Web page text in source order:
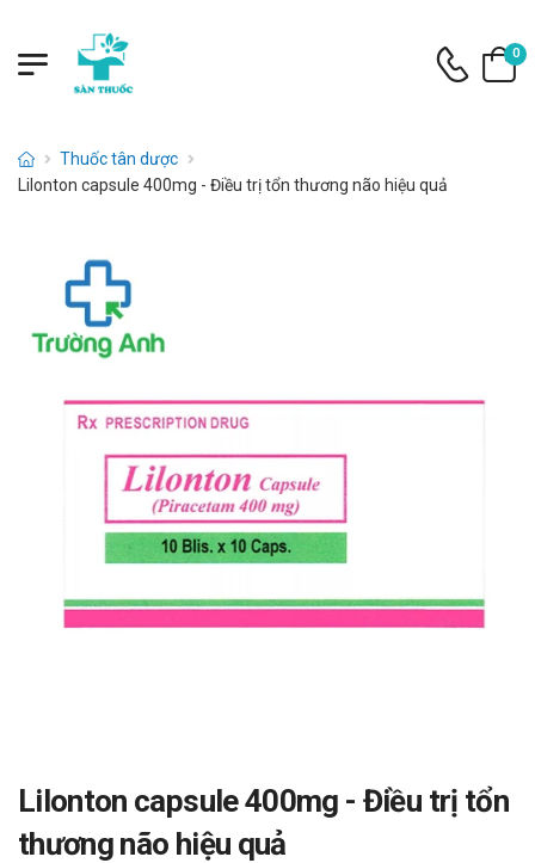
0
Thuốc tân dược
Lilonton capsule 400mg - Điều trị tổn thương não hiệu quả
Lilonton capsule 400mg - Điều trị tổn
thương não hiệu quả